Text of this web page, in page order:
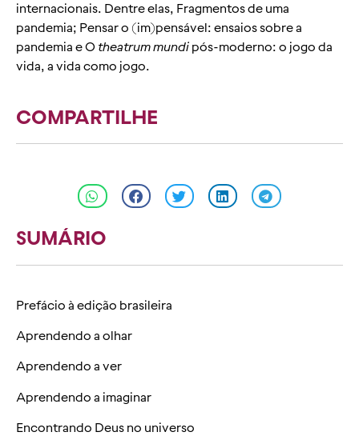
internacionais. Dentre elas, Fragmentos de uma
pandemia; Pensar o (im)pensável: ensaios sobre a
pandemia e O theatrum mundi pós-moderno: o jogo da
vida, a vida como jogo.
COMPARTILHE
SUMÁRIO
Prefácio à edição brasileira
Aprendendo a olhar
Aprendendo a ver
Aprendendo a imaginar
Encontrando Deus no universo